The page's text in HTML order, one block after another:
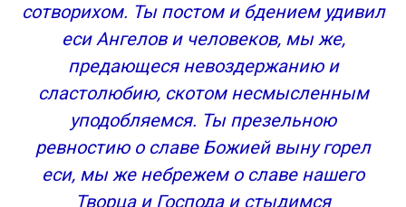
сотворихом. Ты постом и бдением удивил
еси Ангелов и человеков, мы же,
предающеся невоздержанию и
сластолюбию, скотом несмысленным
уподобляемся. Ты презельною
ревностию о славе Божией выну горел
еси, мы же небрежем о славе нашего
Творца и Господа и стыдимся